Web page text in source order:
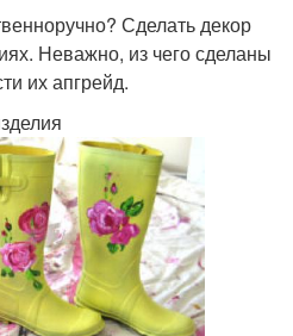
Сделать декор
Неважно, из чего сделаны
их апгрейд.